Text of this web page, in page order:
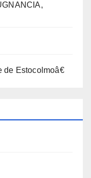
Estocolmoâ€